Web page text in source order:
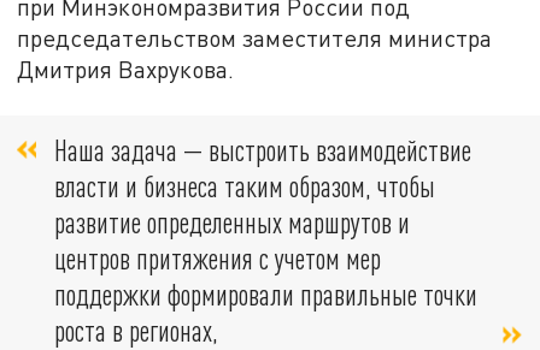
при Минэкономразвития России под
председательством заместителя министра
Дмитрия Вахрукова.
Наша задача — выстроить взаимодействие
власти и бизнеса таким образом, чтобы
развитие определенных маршрутов и
центров притяжения с учетом мер
поддержки формировали правильные точки
роста в регионах,